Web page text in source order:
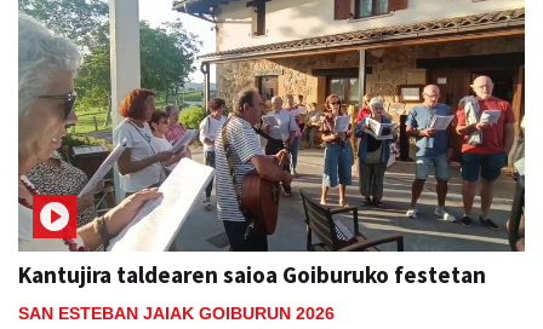
Kantujira taldearen saioa Goiburuko festetan
SAN ESTEBAN JAIAK GOIBURUN 2026